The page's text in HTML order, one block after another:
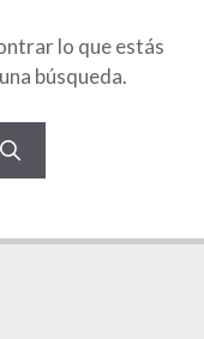
lo que estás
búsqueda.